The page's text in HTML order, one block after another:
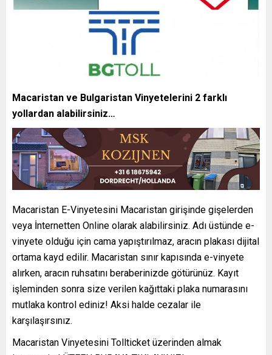
Macaristan ve Bulgaristan Vinyetelerini 2 farklı
yollardan alabilirsiniz…
Macaristan E-Vinyetesini Macaristan girişinde gişelerden
veya İnternetten Online olarak alabilirsiniz. Adı üstünde e-
vinyete olduğu için cama yapıştırılmaz, aracın plakası dijital
ortama kayd edilir. Macaristan sınır kapısında e-vinyete
alırken, aracın ruhsatını beraberinizde götürünüz. Kayıt
işleminden sonra size verilen kağıttaki plaka numarasını
mutlaka kontrol ediniz! Aksi halde cezalar ile
karşılaşırsınız.
Macaristan Vinyetesini Tollticket üzerinden almak